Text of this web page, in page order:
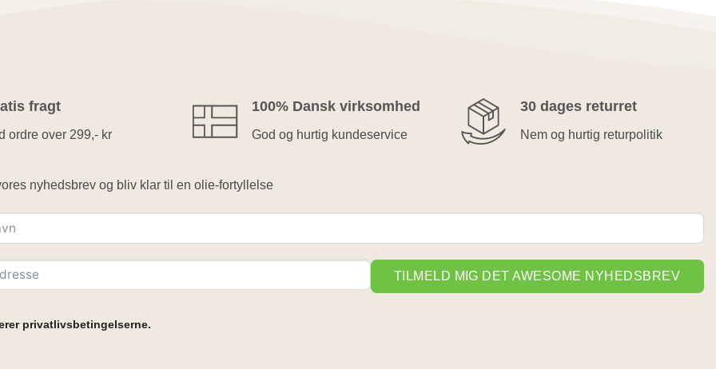
fragt
ordre over 299,- kr
100% Dansk virksomhed
God og hurtig kundeservice
30 dages returret
Nem og hurtig returpolitik
nyhedsbrev og bliv klar til en olie-fortyllelse
TILMELD MIG DET AWESOME NYHEDSBREV
privatlivsbetingelserne.